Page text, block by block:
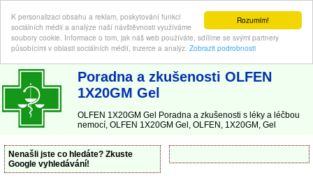
Rozumím!
K personalizaci obsahu a reklam, poskytování funkcí
sociálních médií a analýze naší návštěvnosti využíváme
soubory cookie. Informace o tom, jak náš web používáte, sdílíme se svými partnery
působícími v oblasti sociálních médií, inzerce a analýz. Zobrazit podrobnosti
ABC-LEKARNA.cz | Poradna a zkušenosti s léky a léčbou nemocí
Poradna a zkušenosti OLFEN
1X20GM Gel
OLFEN 1X20GM Gel Poradna a zkušenosti s léky a léčbou
nemocí, OLFEN 1X20GM Gel, OLFEN, 1X20GM, Gel
Nenašli jste co hledáte? Zkuste
Google vyhledávání!